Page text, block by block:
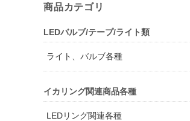
商品カテゴリ
LEDバルブ/テープ/ライト類
ライト、バルブ各種
イカリング関連商品各種
LEDリング関連各種